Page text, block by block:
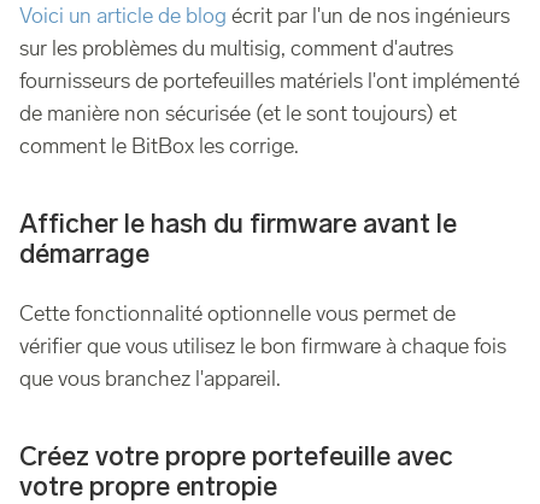
Voici un article de blog écrit par l'un de nos ingénieurs
sur les problèmes du multisig, comment d'autres
fournisseurs de portefeuilles matériels l'ont implémenté
de manière non sécurisée (et le sont toujours) et
comment le BitBox les corrige.
Afficher le hash du firmware avant le
démarrage
Cette fonctionnalité optionnelle vous permet de
vérifier que vous utilisez le bon firmware à chaque fois
que vous branchez l'appareil.
Créez votre propre portefeuille avec
votre propre entropie